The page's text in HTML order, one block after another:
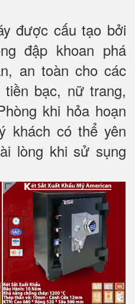
được cấu tạo bởi
đập khoan phá
an toàn cho các
bạc, nữ trang,
khi hỏa hoạn
khách có thể yên
lòng khi sử sụng